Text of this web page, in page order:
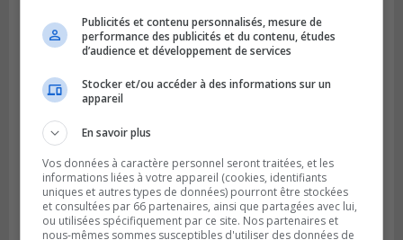
Publié le 6 juillet 2026 à 09h33
Publicités et contenu personnalisés, mesure de
performance des publicités et du contenu, études
d’audience et développement de services
Stocker et/ou accéder à des informations sur un
appareil
En savoir plus
Vos données à caractère personnel seront traitées, et les
informations liées à votre appareil (cookies, identifiants
uniques et autres types de données) pourront être stockées
et consultées par 66 partenaires, ainsi que partagées avec lui,
ou utilisées spécifiquement par ce site. Nos partenaires et
nous-mêmes sommes susceptibles d'utiliser des données de